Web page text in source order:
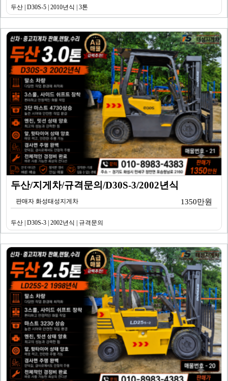
두산 | D30S-5 | 2010년식 | 3톤
두산/지게차/규격문의/D30S-3/2002년식
판매자 화성태성지게차 1350만원
두산 | D30S-3 | 2002년식 | 규격문의